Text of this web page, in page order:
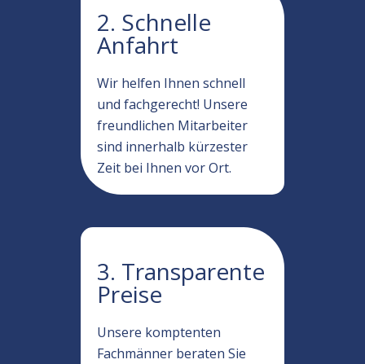
2. Schnelle
Anfahrt
Wir helfen Ihnen schnell
und fachgerecht! Unsere
freundlichen Mitarbeiter
sind innerhalb kürzester
Zeit bei Ihnen vor Ort.
3. Transparente
Preise
Unsere komptenten
Fachmänner beraten Sie